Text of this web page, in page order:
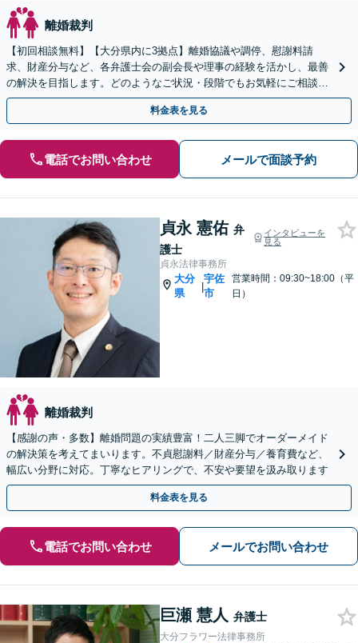
離婚裁判
【初回相談無料】【大分県内に3拠点】離婚協議や調停、慰謝料請
求、財産分与など、各弁護士会の副会長や理事の経験を活かし、最善
の解決を目指します。どのようなご状況・段階でもお気軽にご相談く
ださい【完全個室で対応】
料金表を見る
電話でお問い合わせ メールで面談予約
貞永 憲佑 弁
護士
インタビューを
見る
貞永法律事務所
大分
県
|
宇佐
市
営業時間：09:30~18:00（平
日）
離婚裁判
【感謝の声・多数】離婚問題の実績豊富！二人三脚でオーダーメイド
の解決策を考えてまいります。不貞慰謝料／財産分与／養育費など、
幅広い分野に対応。丁寧なヒアリングで、不安や要望を汲み取ります
料金表を見る
電話でお問い合わせ メールでお問い合わせ
巨瀬 慧人 弁護士
大分フラワー法律事務所